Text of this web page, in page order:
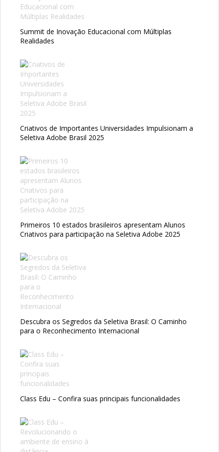
Summit de Inovação Educacional com Múltiplas
Realidades
Criativos de Importantes Universidades Impulsionam a
Seletiva Adobe Brasil 2025
Primeiros 10 estados brasileiros apresentam Alunos
Criativos para participação na Seletiva Adobe 2025
Descubra os Segredos da Seletiva Brasil: O Caminho
para o Reconhecimento Internacional
Class Edu – Confira suas principais funcionalidades